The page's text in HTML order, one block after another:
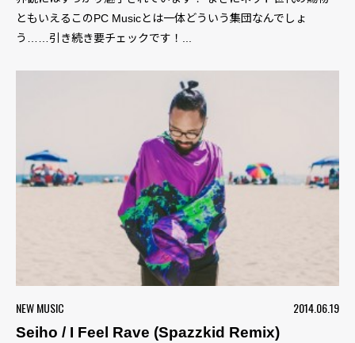
ともいえるこのPC Musicとは一体どういう集団なんでしょ
う……引き続き要チェックです！...
NEW MUSIC
2014.06.19
Seiho / I Feel Rave (Spazzkid Remix)